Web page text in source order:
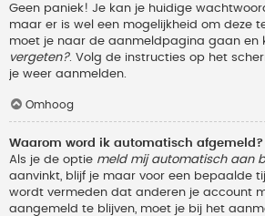
Geen paniek! Je kan je huidige
maar er is wel een mogelijkheid om deze
moet je naar de aanmeldpagina gaan en
vergeten?. Volg de instructies op het
je weer aanmelden.
Omhoog
Waarom word ik automatisch afgemeld?
Als je de optie meld mij automatisch aan
aanvinkt, blijf je maar voor een bepaalde
wordt vermeden dat anderen je account
aangemeld te blijven, moet je bij het